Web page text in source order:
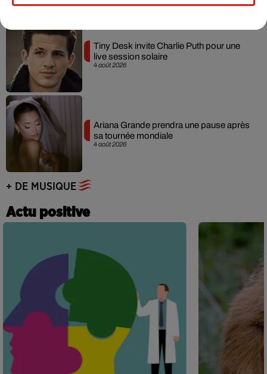
4 août 2026
Tiny Desk invite Charlie Puth pour une
live session solaire
4 août 2026
Ariana Grande prendra une pause après
sa tournée mondiale
+ DE MUSIQUE
Actu positive